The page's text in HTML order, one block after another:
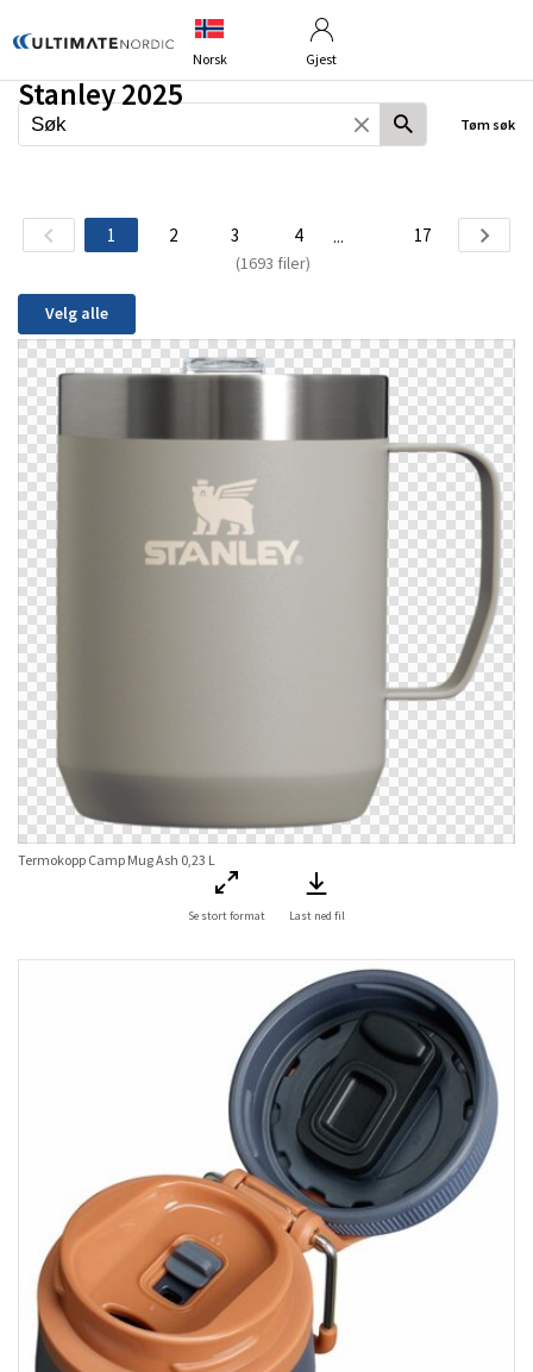
Norsk Gjest
Stanley 2025
Tøm søk
1 2 3 4 ... 17
(1693 filer)
Velg alle
Termokopp Camp Mug Ash 0,23 L
Se stort format Last ned fil